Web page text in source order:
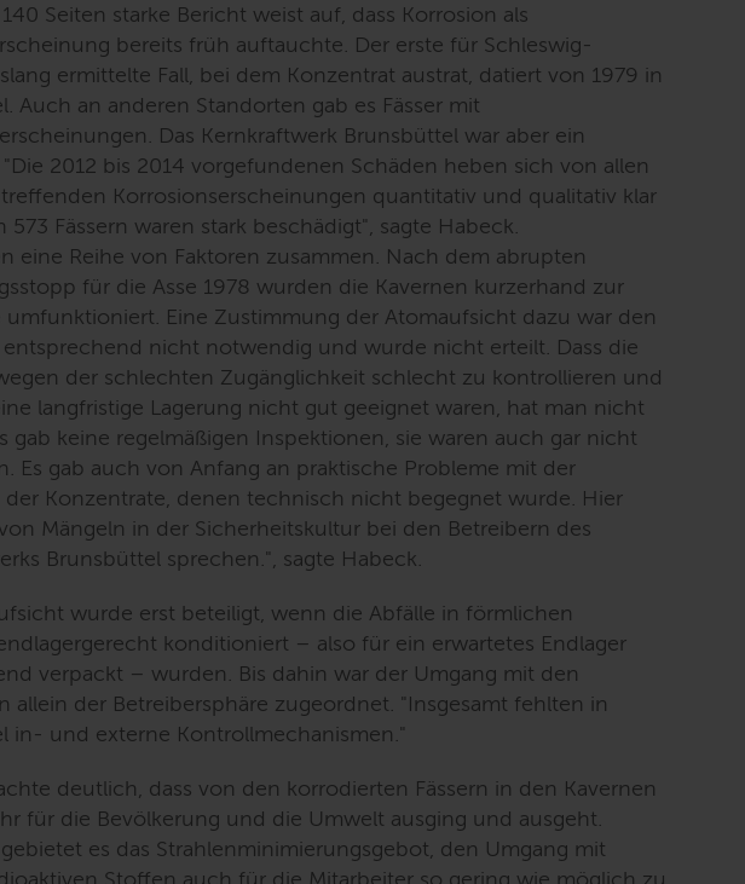
Seiten starke Bericht weist auf, dass Korrosion als
bereits früh auftauchte. Der erste für Schleswig-
ermittelte Fall, bei dem Konzentrat austrat, datiert von 1979 in
Auch an anderen Standorten gab es Fässer mit
Das Kernkraftwerk Brunsbüttel war aber ein
Die 2012 bis 2014 vorgefundenen Schäden heben sich von allen
Korrosionserscheinungen quantitativ und qualitativ klar
573 Fässern waren stark beschädigt", sagte Habeck.
eine Reihe von Faktoren zusammen. Nach dem abrupten
für die Asse 1978 wurden die Kavernen kurzerhand zur
umfunktioniert. Eine Zustimmung der Atomaufsicht dazu war den
entsprechend nicht notwendig und wurde nicht erteilt. Dass die
der schlechten Zugänglichkeit schlecht zu kontrollieren und
langfristige Lagerung nicht gut geeignet waren, hat man nicht
gab keine regelmäßigen Inspektionen, sie waren auch gar nicht
Es gab auch von Anfang an praktische Probleme mit der
Konzentrate, denen technisch nicht begegnet wurde. Hier
Mängeln in der Sicherheitskultur bei den Betreibern des
Brunsbüttel sprechen.", sagte Habeck.
wurde erst beteiligt, wenn die Abfälle in förmlichen
konditioniert – also für ein erwartetes Endlager
verpackt – wurden. Bis dahin war der Umgang mit den
allein der Betreibersphäre zugeordnet. " Insgesamt fehlten in
in- und externe Kontrollmechanismen."
deutlich, dass von den korrodierten Fässern in den Kavernen
für die Bevölkerung und die Umwelt ausging und ausgeht.
es das Strahlenminimierungsgebot, den Umgang mit